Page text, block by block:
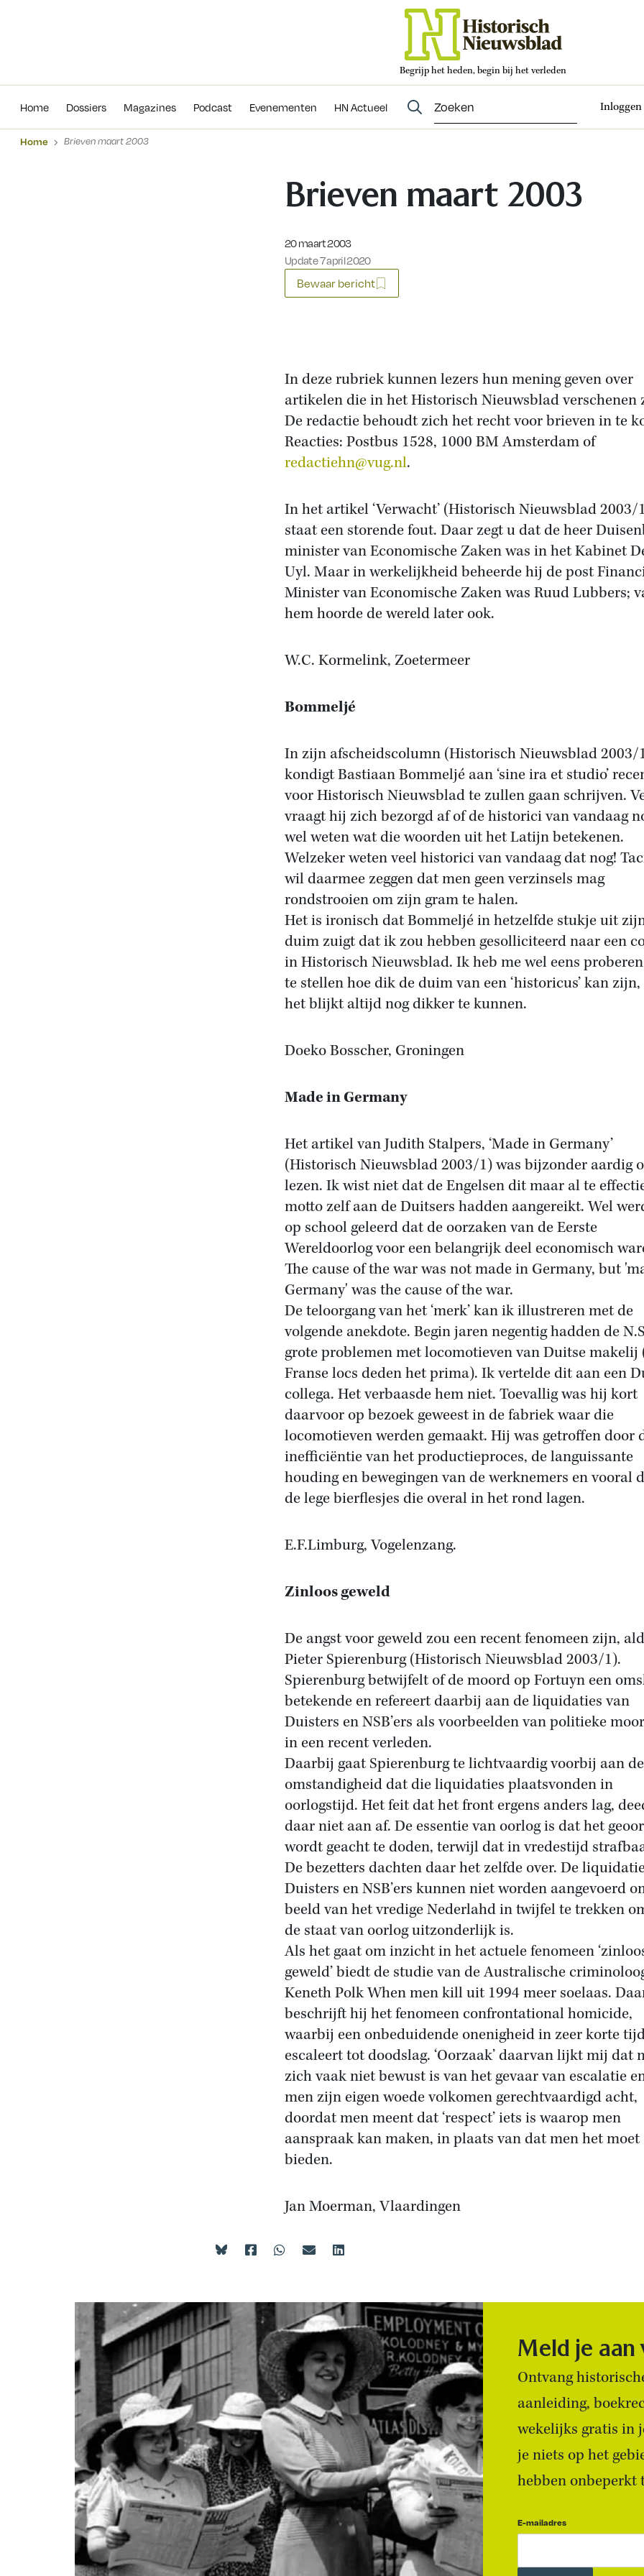
Begrijp het heden, begin bij het verleden
Home Dossiers Magazines Podcast Evenementen HN Actueel Inloggen
Evenementen
Home Brieven maart 2003
Brieven maart 2003
Gepubliceerd op:
20 maart 2003
Update 7 april 2020
Bewaar bericht
In deze rubriek kunnen lezers hun mening geven over
artikelen die in het Historisch Nieuwsblad verschenen
De redactie behoudt zich het recht voor brieven in te
Reacties: Postbus 1528, 1000 BM Amsterdam of
redactiehn@vug.nl.
In het artikel ‘Verwacht’ (Historisch Nieuwsblad 2003/
staat een storende fout. Daar zegt u dat de heer
minister van Economische Zaken was in het Kabinet
Uyl. Maar in werkelijkheid beheerde hij de post
Minister van Economische Zaken was Ruud Lubbers;
hem hoorde de wereld later ook.
W.C. Kormelink, Zoetermeer
Bommeljé
In zijn afscheidscolumn (Historisch Nieuwsblad 2003/
kondigt Bastiaan Bommeljé aan ‘sine ira et studio’
voor Historisch Nieuwsblad te zullen gaan schrijven.
vraagt hij zich bezorgd af of de historici van vandaag
wel weten wat die woorden uit het Latijn betekenen.
Welzeker weten veel historici van vandaag dat nog!
wil daarmee zeggen dat men geen verzinsels mag
rondstrooien om zijn gram te halen.
Het is ironisch dat Bommeljé in hetzelfde stukje uit
duim zuigt dat ik zou hebben gesolliciteerd naar een
in Historisch Nieuwsblad. Ik heb me wel eens
te stellen hoe dik de duim van een ‘historicus’ kan
het blijkt altijd nog dikker te kunnen.
Doeko Bosscher, Groningen
Made in Germany
Het artikel van Judith Stalpers, ‘Made in Germany’
(Historisch Nieuwsblad 2003/1) was bijzonder aardig
lezen. Ik wist niet dat de Engelsen dit maar al te
motto zelf aan de Duitsers hadden aangereikt. Wel
op school geleerd dat de oorzaken van de Eerste
Wereldoorlog voor een belangrijk deel economisch
The cause of the war was not made in Germany, but
Germany' was the cause of the war.
De teloorgang van het ‘merk’ kan ik illustreren met de
volgende anekdote. Begin jaren negentig hadden de
grote problemen met locomotieven van Duitse makelij
Franse locs deden het prima). Ik vertelde dit aan een
collega. Het verbaasde hem niet. Toevallig was hij kort
daarvoor op bezoek geweest in de fabriek waar die
locomotieven werden gemaakt. Hij was getroffen door
inefficiëntie van het productieproces, de languissante
houding en bewegingen van de werknemers en vooral
de lege bierflesjes die overal in het rond lagen.
E.F.Limburg, Vogelenzang.
Zinloos geweld
De angst voor geweld zou een recent fenomeen zijn,
Pieter Spierenburg (Historisch Nieuwsblad 2003/1).
Spierenburg betwijfelt of de moord op Fortuyn een
betekende en refereert daarbij aan de liquidaties van
Duisters en NSB’ers als voorbeelden van politieke
in een recent verleden.
Daarbij gaat Spierenburg te lichtvaardig voorbij aan de
omstandigheid dat die liquidaties plaatsvonden in
oorlogstijd. Het feit dat het front ergens anders lag,
daar niet aan af. De essentie van oorlog is dat het
wordt geacht te doden, terwijl dat in vredestijd
De bezetters dachten daar het zelfde over. De
Duisters en NSB’ers kunnen niet worden aangevoerd
beeld van het vredige Nederlahd in twijfel te trekken
de staat van oorlog uitzonderlijk is.
Als het gaat om inzicht in het actuele fenomeen
geweld’ biedt de studie van de Australische
Keneth Polk When men kill uit 1994 meer soelaas.
beschrijft hij het fenomeen confrontational homicide,
waarbij een onbeduidende onenigheid in zeer korte
escaleert tot doodslag. ‘Oorzaak’ daarvan lijkt mij dat
zich vaak niet bewust is van het gevaar van escalatie
men zijn eigen woede volkomen gerechtvaardigd acht,
doordat men meent dat ‘respect’ iets is waarop men
aanspraak kan maken, in plaats van dat men het moet
bieden.
Jan Moerman, Vlaardingen
Meld je
Ontvang
aanleiding,
wekelijks gratis in
je niets op het
hebben onbeperkt
E-mailadres